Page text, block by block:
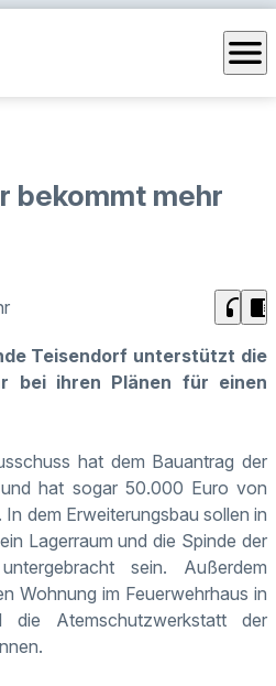
menu
bekommt mehr
headphones chrome_reader_mode
Teisendorf unterstützt die
bei ihren Plänen für einen
hat dem Bauantrag der
hat sogar 50.000 Euro von
dem Erweiterungsbau sollen in
Lagerraum und die Spinde der
sein. Außerdem
Wohnung im Feuerwehrhaus in
die Atemschutzwerkstatt der